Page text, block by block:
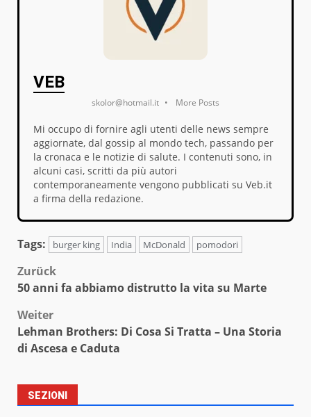
VEB
skolor@hotmail.it • More Posts
Mi occupo di fornire agli utenti delle news sempre
aggiornate, dal gossip al mondo tech, passando per
la cronaca e le notizie di salute. I contenuti sono, in
alcuni casi, scritti da più autori
contemporaneamente vengono pubblicati su Veb.it
a firma della redazione.
Tags: burger king India McDonald pomodori
Beitragsnavigation
Zurück
50 anni fa abbiamo distrutto la vita su Marte
Weiter
Lehman Brothers: Di Cosa Si Tratta – Una Storia
di Ascesa e Caduta
SEZIONI